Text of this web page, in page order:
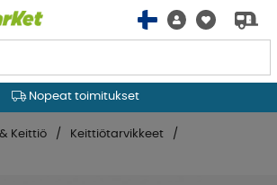
Nopeat toimitukset
Keittiö
Keittiötarvikkeet